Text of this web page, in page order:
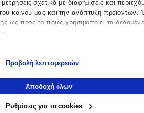
σχετικά με διαφημίσεις και
κοινού μας και την ανάπτυξη προϊόντων.
ως προς το ποιος χρησιμοποιεί τα
πληροφορίες σχετικά με τη γεωγραφική σας
τη συσκευή σας σαρώνοντας ενεργά για
(δακτυλικό αποτύπωμα)
Προβολή λεπτομερειών
Αποδοχή όλων
Ρυθμίσεις για τα cookies